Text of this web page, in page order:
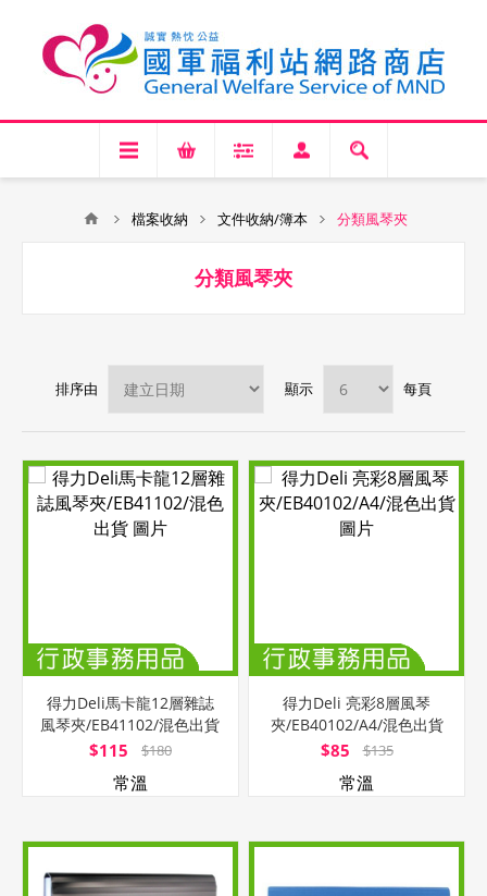
檔案收納 文件收納/簿本 分類風琴夾
分類風琴夾
排序由 顯示 每頁
得力Deli馬卡龍12層雜誌
風琴夾/EB41102/混色出貨
$115 $180
常溫
得力Deli 亮彩8層風琴
夾/EB40102/A4/混色出貨
$85 $135
常溫